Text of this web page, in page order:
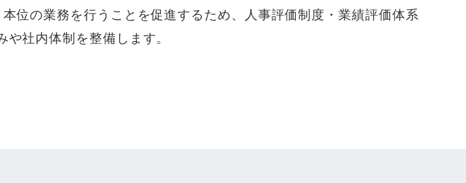
位の業務を行うことを促進するため、人事評価制度・業績評価体系
社内体制を整備します。